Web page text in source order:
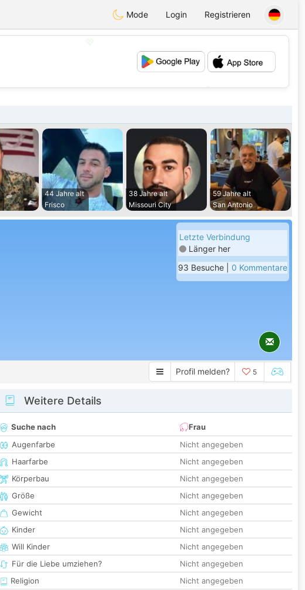
Mode Login Registrieren
44 Jahre alt
Frisco
38 Jahre alt
Missouri City
59 Jahre alt
San Antonio
Letzte Verbindung
Länger her
93 Besuche | 0 Kommentare
Profil melden? 5
Weitere Details
Suche nach
Frau
Augenfarbe
Nicht angegeben
Haarfarbe
Nicht angegeben
Körperbau
Nicht angegeben
Größe
Nicht angegeben
Gewicht
Nicht angegeben
Kinder
Nicht angegeben
Will Kinder
Nicht angegeben
Für die Liebe umziehen?
Nicht angegeben
Religion
Nicht angegeben